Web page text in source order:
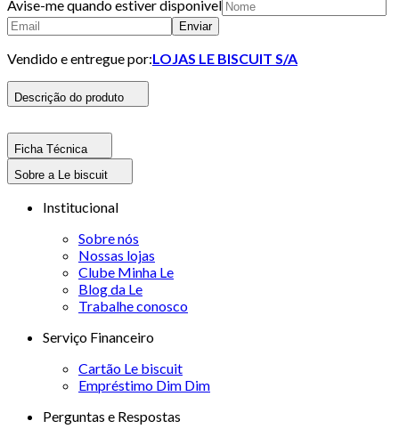
Avise-me quando estiver disponivel
Enviar
Vendido e entregue por:LOJAS LE BISCUIT S/A
Descrição do produto
Ficha Técnica
Sobre a Le biscuit
Institucional
Sobre nós
Nossas lojas
Clube Minha Le
Blog da Le
Trabalhe conosco
Serviço Financeiro
Cartão Le biscuit
Empréstimo Dim Dim
Perguntas e Respostas